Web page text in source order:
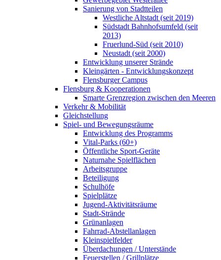
Sanierung von Stadtteilen
Westliche Altstadt (seit 2019)
Südstadt Bahnhofsumfeld (seit
2013)
Fruerlund-Süd (seit 2010)
Neustadt (seit 2000)
Entwicklung unserer Strände
Kleingärten - Entwicklungskonzept
Flensburger Campus
Flensburg & Kooperationen
Smarte Grenzregion zwischen den Meeren
Verkehr & Mobilität
Gleichstellung
Spiel- und Bewegungsräume
Entwicklung des Programms
Vital-Parks (60+)
Öffentliche Sport-Geräte
Naturnahe Spielflächen
Arbeitsgruppe
Beteiligung
Schulhöfe
Spielplätze
Jugend-Aktivitätsräume
Stadt-Strände
Grünanlagen
Fahrrad-Abstellanlagen
Kleinspielfelder
Überdachungen / Unterstände
Feuerstellen / Grillplätze